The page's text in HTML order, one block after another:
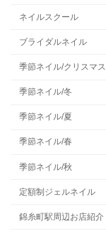
ネイルスクール
ブライダルネイル
季節ネイル/クリスマス
季節ネイル/冬
季節ネイル/夏
季節ネイル/春
季節ネイル/秋
定額制ジェルネイル
錦糸町駅周辺お店紹介